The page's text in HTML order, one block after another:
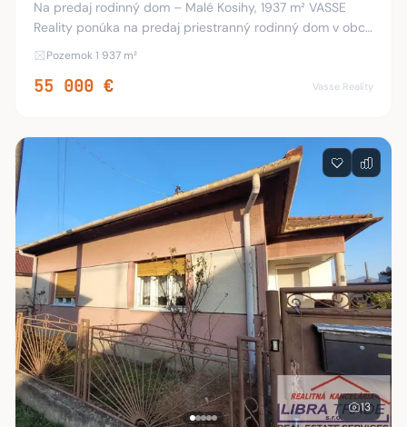
Na predaj rodinný dom – Malé Kosihy, 1937 m² VASSE
Reality ponúka na predaj priestranný rodinný dom v obci
Malé Kosihy, len 16 km od termálneho kúpaliska Vadaš v
Pozemok 1 937 m²
55 000 € Vasse Reality
13